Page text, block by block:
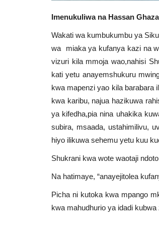
Imenukuliwa na Hassan
Wakati wa kumbukumbu ya
wa miaka ya kufanya kazi na
vizuri kila mmoja wao,nahisi
kati yetu anayemshukuru
kwa mapenzi yao kila barabara
kwa karibu, najua hazikuwa
ya kifedha,pia nina uhakika
subira, msaada, ustahimilivu,
hiyo ilikuwa sehemu yetu kuu
Shukrani kwa wote waotaji
Na hatimaye, “anayejitolea
Picha ni kutoka kwa mpango
kwa mahudhurio ya idadi